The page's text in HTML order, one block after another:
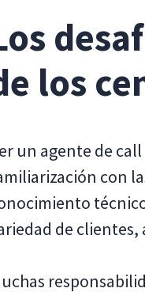
los
un agente de
con
de